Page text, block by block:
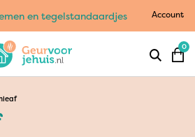
en tegelstandaardjes Account
0